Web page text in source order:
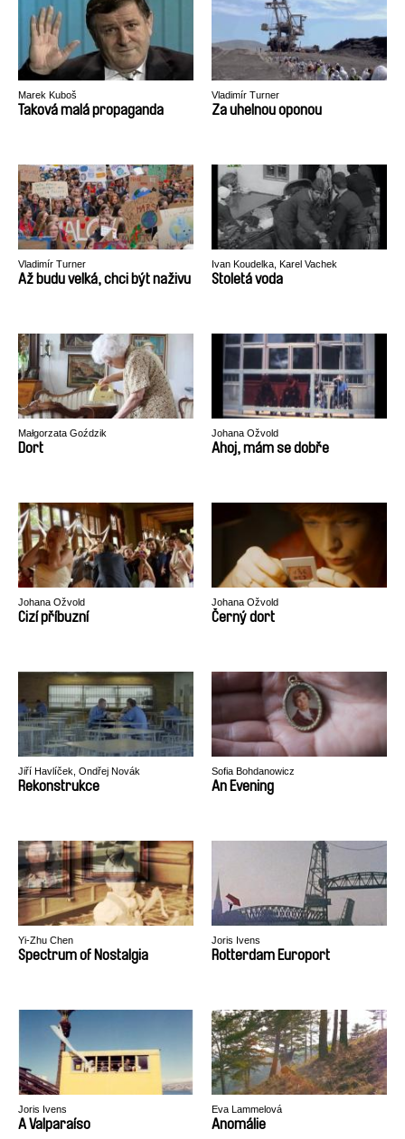
Marek Kuboš
Taková malá propaganda
Vladimír Turner
Za uhelnou oponou
Vladimír Turner
Až budu velká, chci být naživu
Ivan Koudelka, Karel Vachek
Stoletá voda
Małgorzata Goździk
Dort
Johana Ožvold
Ahoj, mám se dobře
Johana Ožvold
Cizí příbuzní
Johana Ožvold
Černý dort
Jiří Havlíček, Ondřej Novák
Rekonstrukce
Sofia Bohdanowicz
An Evening
Yi-Zhu Chen
Spectrum of Nostalgia
Joris Ivens
Rotterdam Europort
Joris Ivens
A Valparaíso
Eva Lammelová
Anomálie